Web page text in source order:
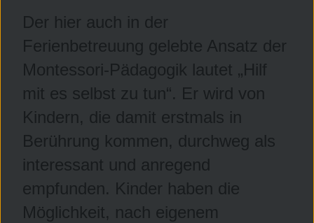
Der hier auch in der
Ferienbetreuung gelebte Ansatz der
Montessori-Pädagogik lautet „Hilf
mit es selbst zu tun“. Er wird von
Kindern, die damit erstmals in
Berührung kommen, durchweg als
interessant und anregend
empfunden. Kinder haben die
Möglichkeit, nach eigenem